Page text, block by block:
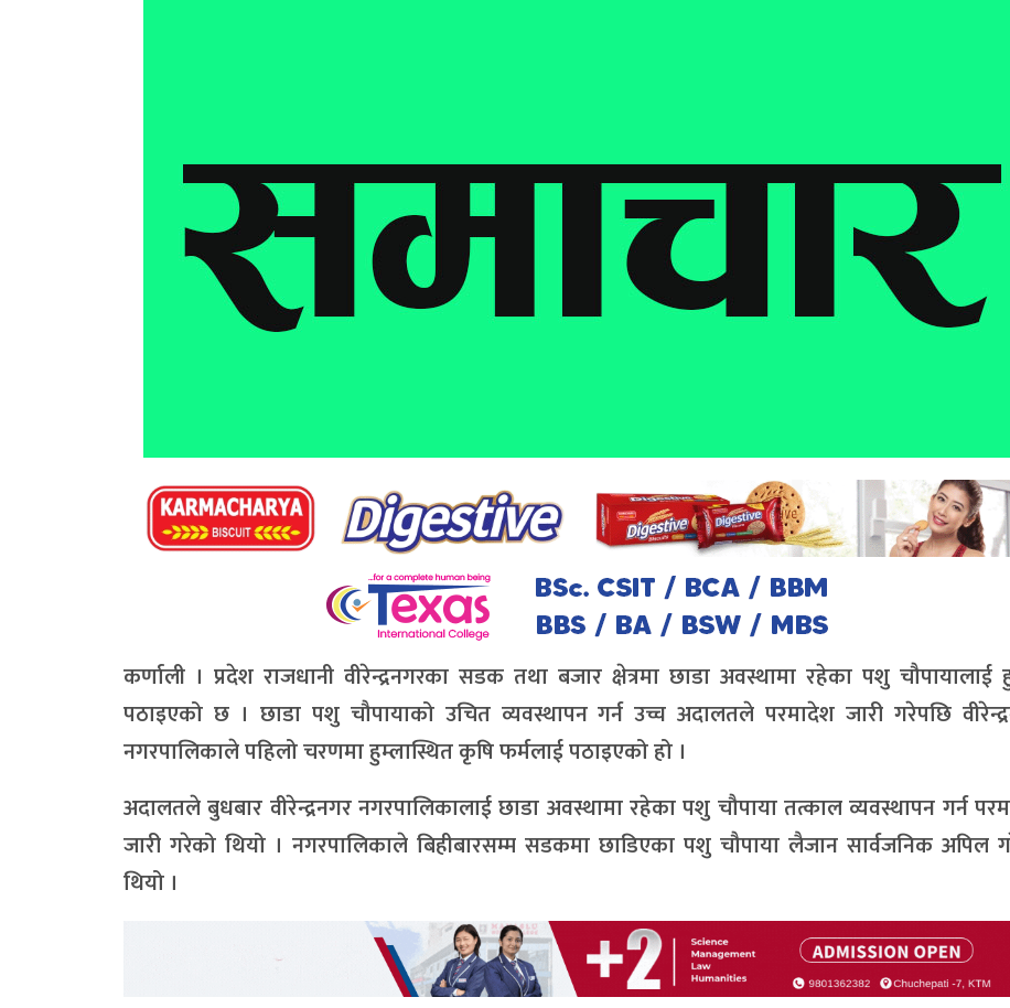
कर्णाली । प्रदेश राजधानी वीरेन्द्रनगरका सडक तथा बजार क्षेत्रमा छाडा अवस्थामा रहेका पशु चौपायालाई
पठाइएको छ । छाडा पशु चौपायाको उचित व्यवस्थापन गर्न उच्च अदालतले परमादेश जारी गरेपछि
नगरपालिकाले पहिलो चरणमा हुम्लास्थित कृषि फर्मलाई पठाइएको हो ।
अदालतले बुधबार वीरेन्द्रनगर नगरपालिकालाई छाडा अवस्थामा रहेका पशु चौपाया तत्काल व्यवस्थापन गर्न
जारी गरेको थियो । नगरपालिकाले बिहीबारसम्म सडकमा छाडिएका पशु चौपाया लैजान सार्वजनिक अपिल
थियो ।